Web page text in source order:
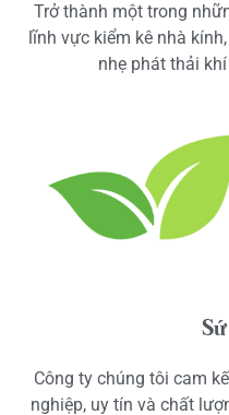
Trở thành một trong
lĩnh vực kiểm kê nhà
nhẹ phát thải
Công ty chúng tôi cam
nghiệp, uy tín và chất